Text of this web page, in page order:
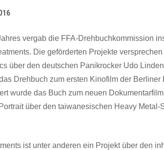
vergab die FFA-Drehbuchkommission
Die geförderten Projekte
über den deutschen Panikrocker Udo
Drehbuch zum ersten Kinofilm der
wurde das Buch zum neuen
über den taiwanesischen Heavy
ist unter anderen ein Projekt über den